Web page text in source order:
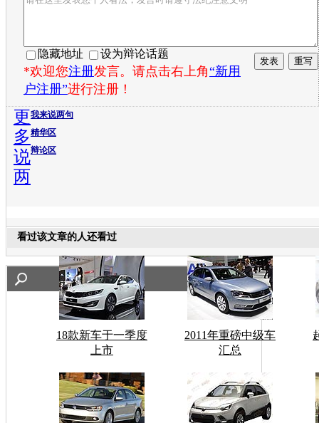
隐藏地址 设为辩论话题
*欢迎您注册发言。请点击右上角“新用
户注册”进行注册！
我来说两句
精华区
辩论区
更
多
说
两
看过该文章的人还看过
18款新车于一季度
上市
2011年重磅中级车
汇总